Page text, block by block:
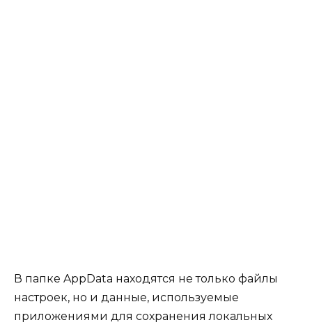
В папке AppData находятся не только файлы
настроек, но и данные, используемые
приложениями для сохранения локальных